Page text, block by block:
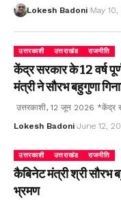
Lokesh Badoni May
उत्तरकाशी उत्तराखंड राजनीति
केंद्र सरकार के 12 वर्ष
मंत्री ने सौरभ बहुगुणा
उत्तरकाशी, 12 जून 2026 *केंद्र
Lokesh Badoni June 12,
उत्तरकाशी उत्तराखंड राजनीति
कैबिनेट मंत्री श्री
भ्रमण